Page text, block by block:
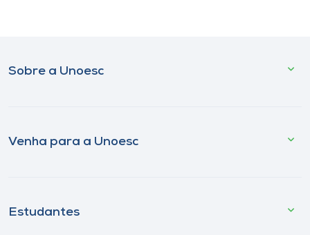
Sobre a Unoesc
Venha para a Unoesc
Estudantes